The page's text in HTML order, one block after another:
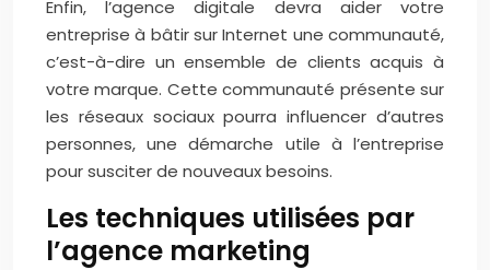
Enfin, l’agence digitale devra aider votre
entreprise à bâtir sur Internet une communauté,
c’est-à-dire un ensemble de clients acquis à
votre marque. Cette communauté présente sur
les réseaux sociaux pourra influencer d’autres
personnes, une démarche utile à l’entreprise
pour susciter de nouveaux besoins.
Les techniques utilisées par
l’agence marketing